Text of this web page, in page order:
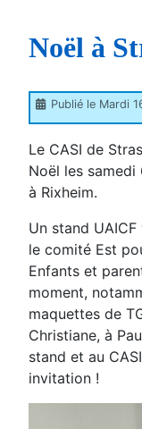
Noël à
Publié le Mardi
Le CASI de
Noël les
à Rixheim.
Un stand
le comité Est
Enfants et
moment,
maquettes de
Christiane, à
stand et au
invitation !